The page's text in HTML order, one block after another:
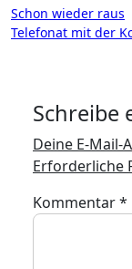
Schon wieder raus
Telefonat mit der
Schreibe
Deine E-
Erforderliche
Kommentar*